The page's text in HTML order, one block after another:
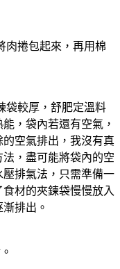
肉捲包起來，再用棉
袋較厚，舒肥定溫料
，袋內若還有空氣，
空氣排出，我沒有真
，盡可能將袋內的空
排氣法，只需準備一
材的夾鍊袋慢慢放入
排出。